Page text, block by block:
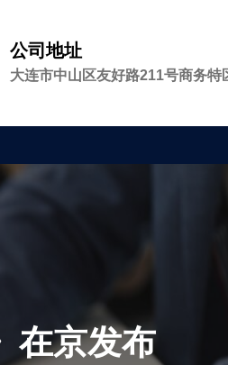
公司地址
大连市中山区友好路211号商务特
在京发布